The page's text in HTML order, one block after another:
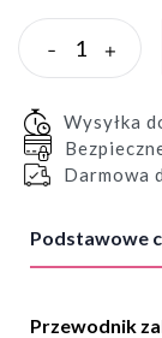
- +
Wysyłka
Darmowa
Podstawowe
Przewodnik